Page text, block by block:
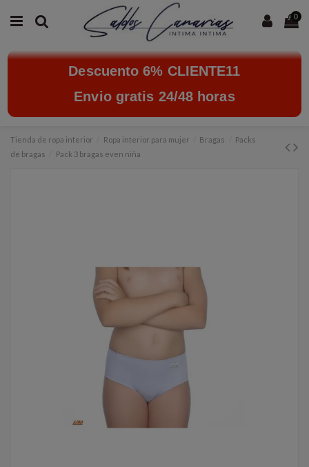
0
Descuento 6% CLIENTE11
Envio gratis 24/48 horas
Tienda de ropa interior Ropa interior para mujer Bragas
Packs
de bragas
Pack 3 bragas even niña